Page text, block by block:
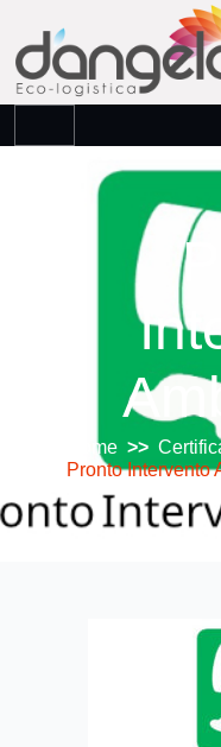
Home >>
Pronto Intervento